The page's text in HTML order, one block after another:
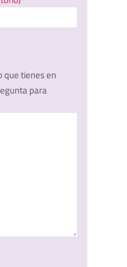
que tienes en
para